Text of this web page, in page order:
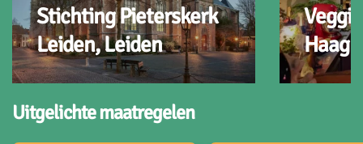
Stichting Pieterskerk
Leiden, Leiden
Haag
Uitgelichte maatregelen